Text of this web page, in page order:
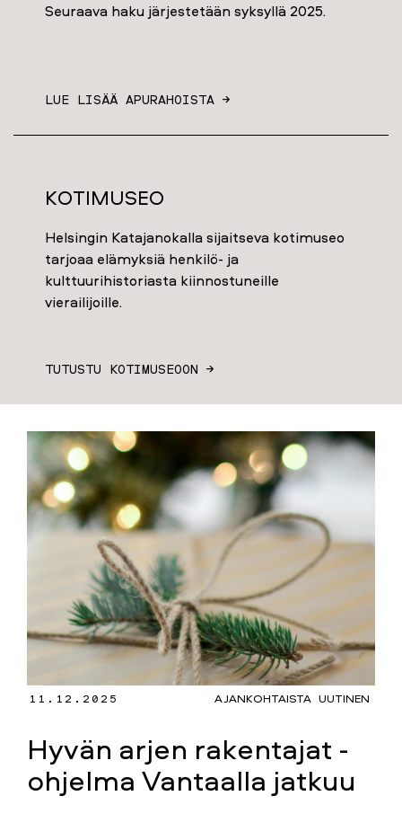
Seuraava haku järjestetään syksyllä 2025.
LUE LISÄÄ APURAHOISTA →
Kotimuseo
Helsingin Katajanokalla sijaitseva kotimuseo
tarjoaa elämyksiä henkilö- ja
kulttuurihistoriasta kiinnostuneille
vierailijoille.
TUTUSTU KOTIMUSEOON →
11.12.2025 AJANKOHTAISTA UUTINEN
Hyvän arjen rakentajat -
ohjelma Vantaalla jatkuu